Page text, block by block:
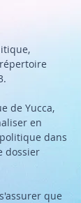
de Yucca,
en
dans
dossier
que